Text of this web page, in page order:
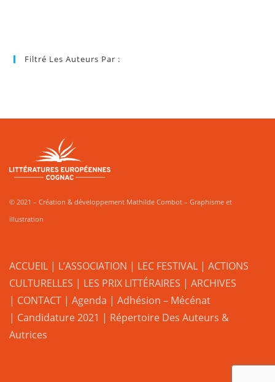
Filtré Les Auteurs Par :
© 2021 – Création & développement Mathilde Combot – Graphisme et
illustration
ACCUEIL | L’ASSOCIATION | LEC FESTIVAL | ACTIONS
CULTURELLES | LES PRIX LITTÉRAIRES | ARCHIVES
| CONTACT | Agenda | Adhésion – Mécénat
| Candidature 2021 | Répertoire Des Auteurs &
Autrices